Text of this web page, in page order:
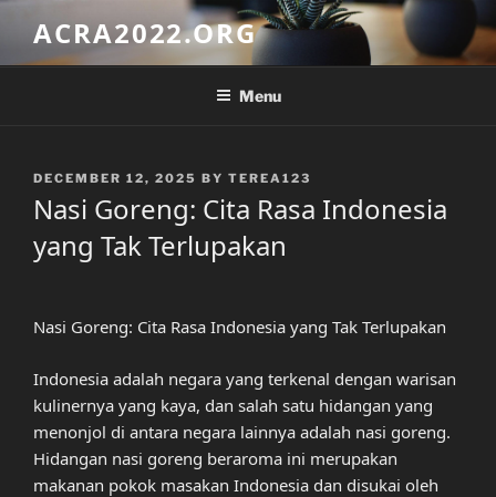
content
ACRA2022.ORG
Menu
POSTED
DECEMBER 12, 2025 BY TEREA123
Nasi Goreng: Cita Rasa Indonesia
yang Tak Terlupakan
Nasi Goreng: Cita Rasa Indonesia yang Tak Terlupakan
Indonesia adalah negara yang terkenal dengan warisan
kulinernya yang kaya, dan salah satu hidangan yang
menonjol di antara negara lainnya adalah nasi goreng.
Hidangan nasi goreng beraroma ini merupakan
makanan pokok masakan Indonesia dan disukai oleh